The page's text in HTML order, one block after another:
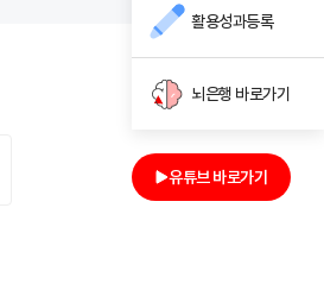
활용성과등록
뇌은행 바로가기
유튜브 바로가기